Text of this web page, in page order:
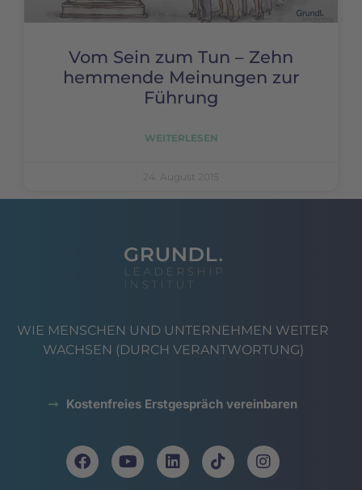
Vom Sein zum Tun – Zehn
hemmende Meinungen zur
Führung
WEITERLESEN
24. August 2015
WIE MENSCHEN UND UNTERNEHMEN WEITER
WACHSEN (DURCH VERANTWORTUNG)
Kostenfreies Erstgespräch vereinbaren